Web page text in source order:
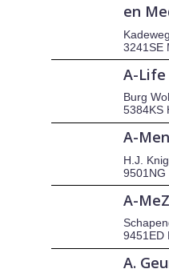
en
3241SE
A-
Burg
5384KS
A-
H.J.
9501NG
A-
9451ED
A.